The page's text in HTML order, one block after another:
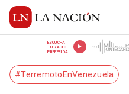
ESCUCHÁ
TU RADIO
PREFERIDA
#TerremotoEnVenezuela